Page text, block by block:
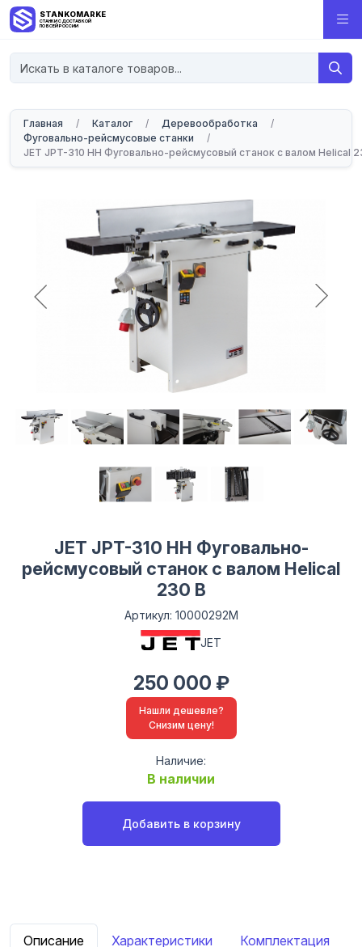
STANKOMARKET
СТАНКИ С ДОСТАВКОЙ
ПО ВСЕЙ РОССИИ
Главная / Каталог / Деревообработка
/
Фуговально-рейсмусовые станки
/
JET JPT-310 HH Фуговально-рейсмусовый станок с валом Helical
JET JPT-310 HH Фуговально-
рейсмусовый станок с валом Helical
230 В
Артикул: 10000292M
JET
250 000 ₽
Нашли дешевле?
Снизим цену!
Наличие:
В наличии
Добавить в корзину
Описание Характеристики Комплектация